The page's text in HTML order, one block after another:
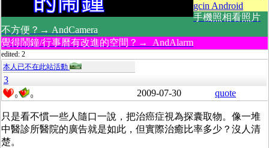
gcin Android
手機照相看照片
不方便？→ AndCamera
覺得鬧鐘/行事曆有改進的空間？→ AndAlarm
edited: 2
本人已不在此站活動
3
0 0 2009-07-30 quote
只是看不慣一些人隨口一說，把治癌症視為探囊取物。像一堆
中醫診所醫院的廣告就是如此，但實際治癒比率多少？沒人清
楚。